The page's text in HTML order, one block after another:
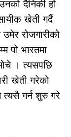
दैनिकी हो
खेती गर्दै
रोजगारीको
पो भारतमा
। त्यसपछि
खेती गरेको
त्यसै गर्न शुरु गरे